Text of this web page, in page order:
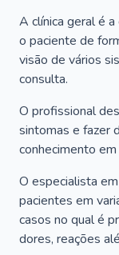
A clínica geral é
o paciente de
visão de vários
consulta.
O profissional
sintomas e fazer
conhecimento
O especialista
pacientes em
casos no qual é
dores, reações